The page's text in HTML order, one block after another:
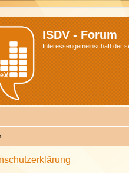
ISDV - Forum
Interessengemeinschaft der